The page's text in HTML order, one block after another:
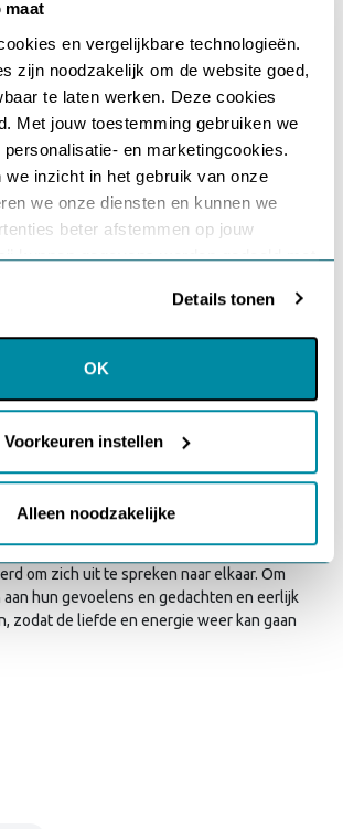
maat
en vergelijkbare technologieën.
zijn noodzakelijk om de website goed,
te laten werken. Deze cookies
Met jouw toestemming gebruiken we
en marketingcookies.
we inzicht in het gebruik van onze
we onze diensten en kunnen we
beter afstemmen op jouw
kunnen gegevens worden gedeeld met
cookies te accepteren. Kies ‘Alleen
alleen noodzakelijke cookies toe te
je accepteert. Je kunt je keuze op
via onze cookie-instellingen. Meer
in onscookiebeleid en onze
Details tonen
OK
Voorkeuren instellen
Alleen noodzakelijke
in jouw relatie?
weer laten stromen
miskenningen of verlies kunnen
machtsspel of te sterke controledrang tot
richt zich op het onderzoeken van
en brengt de diepgewortelde wensen,
respectvol aan het licht. De partners
om zich uit te spreken naar elkaar. Om
hun gevoelens en gedachten en eerlijk
zodat de liefde en energie weer kan gaan
Login
Je wachtwoord vergeten?